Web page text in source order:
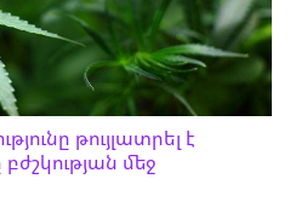
թույլատրել է
մեջ